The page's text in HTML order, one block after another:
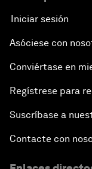
Iniciar sesión
Asóciese con
Conviértase en
Regístrese para
Suscríbase a
Contacte con